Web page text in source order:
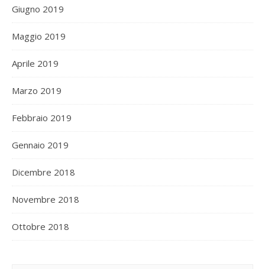
Giugno 2019
Maggio 2019
Aprile 2019
Marzo 2019
Febbraio 2019
Gennaio 2019
Dicembre 2018
Novembre 2018
Ottobre 2018